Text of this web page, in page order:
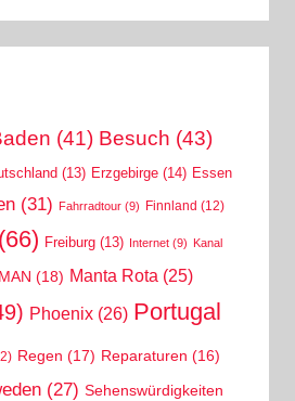
(41) Besuch (43)
(13) Erzgebirge (14) Essen
(31) Fahrradtour (9) Finnland (12)
(66) Freiburg (13) Internet (9) Kanal
MAN (18) Manta Rota (25)
Phoenix (26) Portugal
Regen (17) Reparaturen (16)
(27) Sehenswürdigkeiten